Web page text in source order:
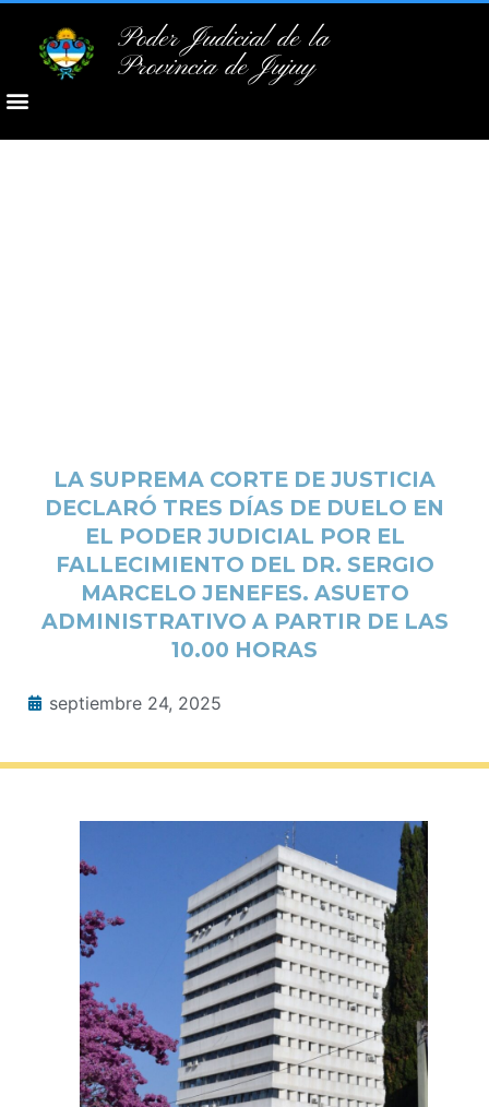
Poder Judicial de la
Provincia de Jujuy
LA SUPREMA CORTE DE JUSTICIA
DECLARÓ TRES DÍAS DE DUELO EN
EL PODER JUDICIAL POR EL
FALLECIMIENTO DEL DR. SERGIO
MARCELO JENEFES. ASUETO
ADMINISTRATIVO A PARTIR DE LAS
10.00 HORAS
septiembre 24, 2025